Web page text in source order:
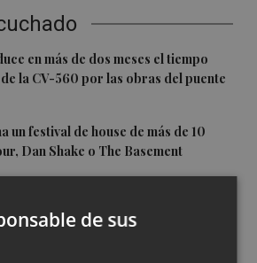
en más de dos meses el tiempo
la CV-560 por las obras del puente
un festival de house de más de 10
Dan Shake o The Basement
su "investigación" buscara
de sus